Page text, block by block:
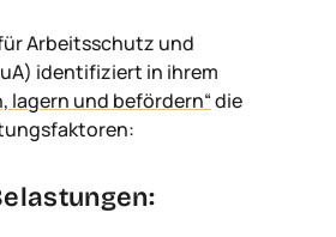
Arbeitsschutz und
identifiziert in ihrem
lagern und befördern“die